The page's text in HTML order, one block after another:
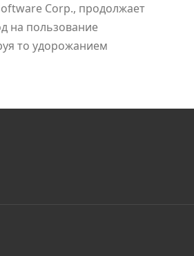
Corp., продолжает
на пользование
то удорожанием